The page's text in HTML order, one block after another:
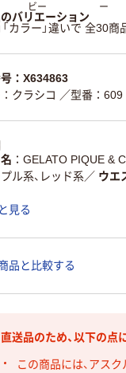
ビー
ー
バリエーション
「カラー」違いで 全30商
：X634863
クラシコ ／型番：609
GELATO PIQUE &
ル系、レッド系／ ウエ
見る
品と比較する
直送品のため、以下の点
この商品には、アス